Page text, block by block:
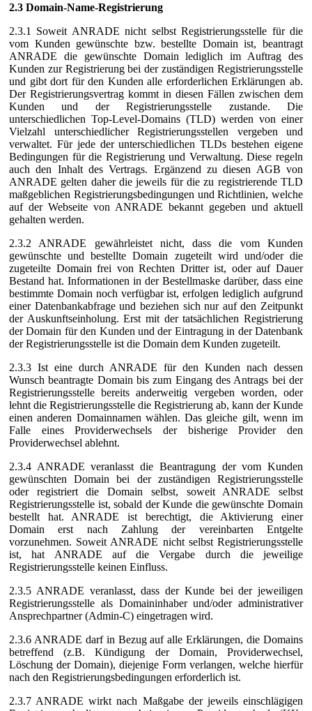
2.3 Domain-Name-Registrierung
2.3.1 Soweit ANRADE nicht selbst Registrierungsstelle für die
vom Kunden gewünschte bzw. bestellte Domain ist, beantragt
ANRADE die gewünschte Domain lediglich im Auftrag des
Kunden zur Registrierung bei der zuständigen Registrierungsstelle
und gibt dort für den Kunden alle erforderlichen Erklärungen ab.
Der Registrierungsvertrag kommt in diesen Fällen zwischen dem
Kunden und der Registrierungsstelle zustande. Die
unterschiedlichen Top-Level-Domains (TLD) werden von einer
Vielzahl unterschiedlicher Registrierungsstellen vergeben und
verwaltet. Für jede der unterschiedlichen TLDs bestehen eigene
Bedingungen für die Registrierung und Verwaltung. Diese regeln
auch den Inhalt des Vertrags. Ergänzend zu diesen AGB von
ANRADE gelten daher die jeweils für die zu registrierende TLD
maßgeblichen Registrierungsbedingungen und Richtlinien, welche
auf der Webseite von ANRADE bekannt gegeben und aktuell
gehalten werden.
2.3.2 ANRADE gewährleistet nicht, dass die vom Kunden
gewünschte und bestellte Domain zugeteilt wird und/oder die
zugeteilte Domain frei von Rechten Dritter ist, oder auf Dauer
Bestand hat. Informationen in der Bestellmaske darüber, dass eine
bestimmte Domain noch verfügbar ist, erfolgen lediglich aufgrund
einer Datenbankabfrage und beziehen sich nur auf den Zeitpunkt
der Auskunftseinholung. Erst mit der tatsächlichen Registrierung
der Domain für den Kunden und der Eintragung in der Datenbank
der Registrierungsstelle ist die Domain dem Kunden zugeteilt.
2.3.3 Ist eine durch ANRADE für den Kunden nach dessen
Wunsch beantragte Domain bis zum Eingang des Antrags bei der
Registrierungsstelle bereits anderweitig vergeben worden, oder
lehnt die Registrierungsstelle die Registrierung ab, kann der Kunde
einen anderen Domainnamen wählen. Das gleiche gilt, wenn im
Falle eines Providerwechsels der bisherige Provider den
Providerwechsel ablehnt.
2.3.4 ANRADE veranlasst die Beantragung der vom Kunden
gewünschten Domain bei der zuständigen Registrierungsstelle
oder registriert die Domain selbst, soweit ANRADE selbst
Registrierungsstelle ist, sobald der Kunde die gewünschte Domain
bestellt hat. ANRADE ist berechtigt, die Aktivierung einer
Domain erst nach Zahlung der vereinbarten Entgelte
vorzunehmen. Soweit ANRADE nicht selbst Registrierungsstelle
ist, hat ANRADE auf die Vergabe durch die jeweilige
Registrierungsstelle keinen Einfluss.
2.3.5 ANRADE veranlasst, dass der Kunde bei der jeweiligen
Registrierungsstelle als Domaininhaber und/oder administrativer
Ansprechpartner (Admin-C) eingetragen wird.
2.3.6 ANRADE darf in Bezug auf alle Erklärungen, die Domains
betreffend (z.B. Kündigung der Domain, Providerwechsel,
Löschung der Domain), diejenige Form verlangen, welche hierfür
nach den Registrierungsbedingungen erforderlich ist.
2.3.7 ANRADE wirkt nach Maßgabe der jeweils einschlägigen